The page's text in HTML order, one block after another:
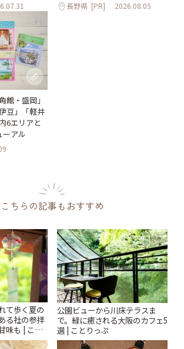
長野県 [PR] 2026.08.05
館・盛岡」
豆」「軽井
6エリアと
ーアル
こちらの記事もおすすめ
て歩く夏の
る社の参拝
味も | こと
公園ビューから川床テラスま
で。緑に癒される大阪のカフェ5
選 | ことりっぷ